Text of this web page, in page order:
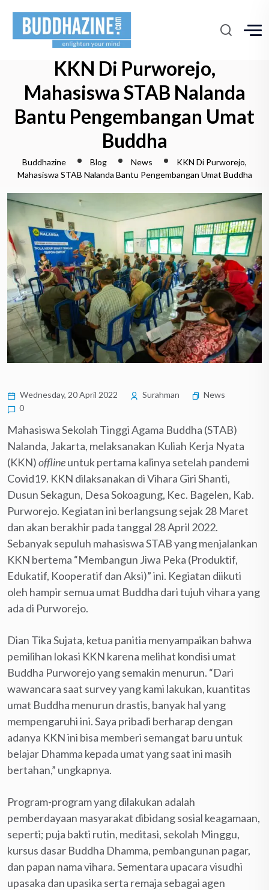
KKN Di Purworejo,
Mahasiswa STAB Nalanda
Bantu Pengembangan Umat
Buddha
Buddhazine Blog News
KKN Di Purworejo,
Mahasiswa STAB Nalanda Bantu Pengembangan Umat Buddha
Wednesday, 20 April 2022 Surahman
News
0
Mahasiswa Sekolah Tinggi Agama Buddha (STAB)
Nalanda, Jakarta, melaksanakan Kuliah Kerja Nyata
(KKN)offlineuntuk pertama kalinya setelah pandemi
Covid19. KKN dilaksanakan di Vihara Giri Shanti,
Dusun Sekagun, Desa Sokoagung, Kec. Bagelen, Kab.
Purworejo. Kegiatan ini berlangsung sejak 28 Maret
dan akan berakhir pada tanggal 28 April 2022.
Sebanyak sepuluh mahasiswa STAB yang menjalankan
KKN bertema “Membangun Jiwa Peka (Produktif,
Edukatif, Kooperatif dan Aksi)” ini. Kegiatan diikuti
oleh hampir semua umat Buddha dari tujuh vihara yang
ada di Purworejo.
Dian Tika Sujata, ketua panitia menyampaikan bahwa
pemilihan lokasi KKN karena melihat kondisi umat
Buddha Purworejo yang semakin menurun. “Dari
wawancara saat survey yang kami lakukan, kuantitas
umat Buddha menurun drastis, banyak hal yang
mempengaruhi ini. Saya pribadi berharap dengan
adanya KKN ini bisa memberi semangat baru untuk
belajar Dhamma kepada umat yang saat ini masih
bertahan,” ungkapnya.
Program-program yang dilakukan adalah
pemberdayaan masyarakat dibidang sosial keagamaan,
seperti; puja bakti rutin, meditasi, sekolah Minggu,
kursus dasar Buddha Dhamma, pembangunan pagar,
dan papan nama vihara. Sementara upacara visudhi
upasaka dan upasika serta remaja sebagai agen